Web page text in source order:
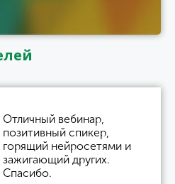
Отличный вебинар,
позитивный спикер,
горящий нейросетями и
зажигающий других.
Спасибо.